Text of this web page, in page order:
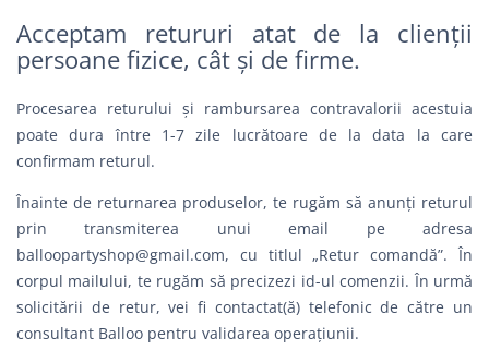
Acceptam retururi atat de la clienții
persoane fizice, cât și de firme.
Procesarea returului și rambursarea contravalorii acestuia
poate dura între 1-7 zile lucrătoare de la data la care
confirmam returul.
Înainte de returnarea produselor, te rugăm să anunți returul
prin transmiterea unui email pe adresa
balloopartyshop@gmail.com, cu titlul „Retur comandă”. În
corpul mailului, te rugăm să precizezi id-ul comenzii. În urmă
solicitării de retur, vei fi contactat(ă) telefonic de către un
consultant Balloo pentru validarea operațiunii.